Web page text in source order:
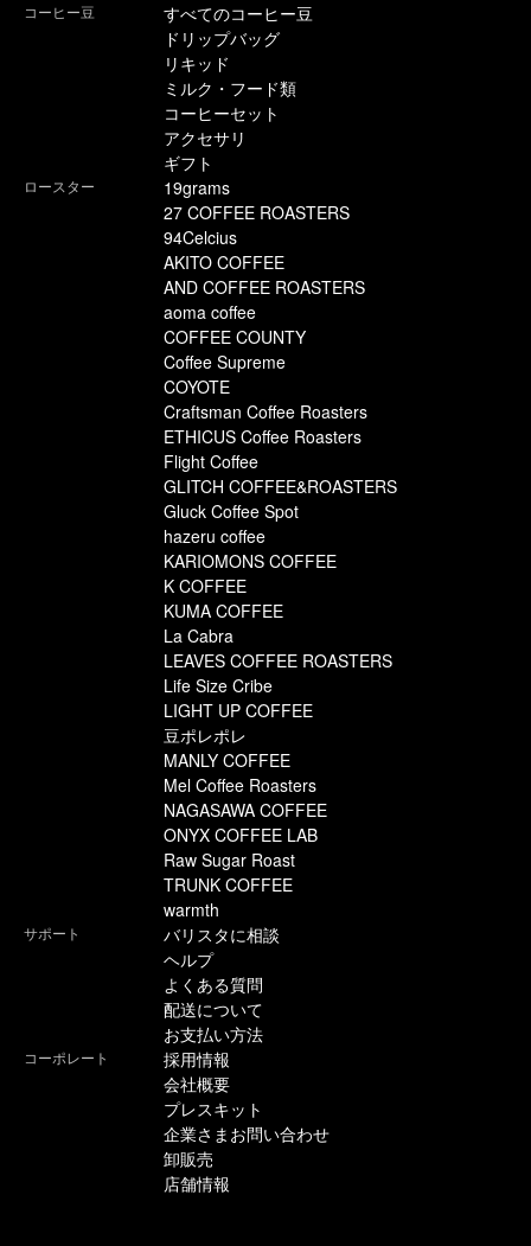
コーヒー豆
すべてのコーヒー豆
ドリップバッグ
リキッド
ミルク・フード類
コーヒーセット
アクセサリ
ギフト
ロースター
19grams
27 COFFEE ROASTERS
94Celcius
AKITO COFFEE
AND COFFEE ROASTERS
aoma coffee
COFFEE COUNTY
Coffee Supreme
COYOTE
Craftsman Coffee Roasters
ETHICUS Coffee Roasters
Flight Coffee
GLITCH COFFEE&ROASTERS
Gluck Coffee Spot
hazeru coffee
KARIOMONS COFFEE
K COFFEE
KUMA COFFEE
La Cabra
LEAVES COFFEE ROASTERS
Life Size Cribe
LIGHT UP COFFEE
豆ポレポレ
MANLY COFFEE
Mel Coffee Roasters
NAGASAWA COFFEE
ONYX COFFEE LAB
Raw Sugar Roast
TRUNK COFFEE
warmth
サポート
バリスタに相談
ヘルプ
よくある質問
配送について
お支払い方法
コーポレート
採用情報
会社概要
プレスキット
企業さまお問い合わせ
卸販売
店舗情報